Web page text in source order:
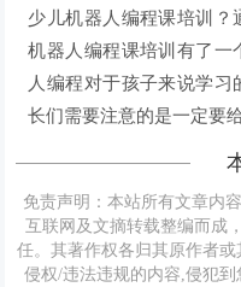
少儿机器人编程课培训？
机器人编程课培训有了一
人编程对于孩子来说学
长们需要注意的是一定要
免责声明：本站所有文章内
互联网及文摘转载整编而成
任。其著作权各归其原作者
侵权/违法违规的内容,侵犯